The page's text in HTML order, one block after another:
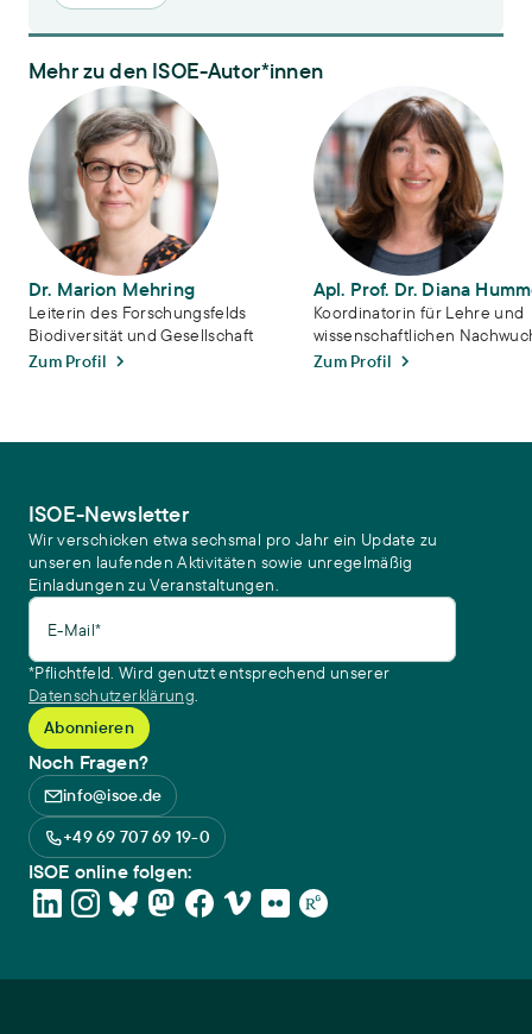
Mehr zu den ISOE-Autor*innen
Dr. Marion Mehring
Dr. Marion Mehring
Leiterin des Forschungsfelds
Biodiversität und Gesellschaft
Zum Profil
Apl. Prof. Dr. Diana Hummel
Apl. Prof. Dr. Diana
Koordinatorin für Lehre und
wissenschaftlichen
Zum Profil
ISOE-Newsletter
Wir verschicken etwa sechsmal pro Jahr ein Update zu
unseren laufenden Aktivitäten sowie unregelmäßig
Einladungen zu Veranstaltungen.
E-Mail*
*Pflichtfeld. Wird genutzt entsprechend unserer
Datenschutzerklärung.
Noch Fragen?
info@isoe.de
+49 69 707 69 19-0
ISOE online folgen: